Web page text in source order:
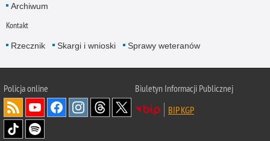
Archiwum
Kontakt
Rzecznik Skargi i wnioski Sprawy weteranów
Policjaonline
Biuletyn Informacji Publicznej
BIP KGP